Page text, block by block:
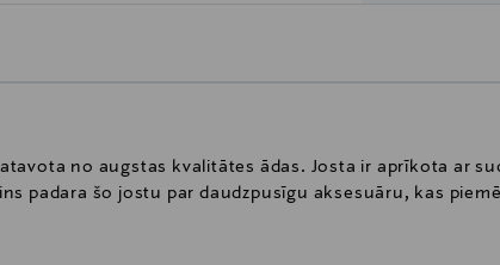
no augstas kvalitātes ādas. Josta ir aprīkota ar
padara šo jostu par daudzpusīgu aksesuāru, kas